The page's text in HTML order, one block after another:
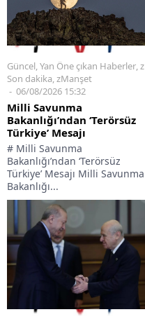
Güncel,Yan Öne çıkan Haberler,z
Son dakika,zManşet
06/08/2026 15:32
Milli Savunma
Bakanlığı’ndan ‘Terörsüz
Türkiye’ Mesajı
# Milli Savunma
Bakanlığı’ndan ‘Terörsüz
Türkiye’ Mesajı Milli Savunma
Bakanlığı...